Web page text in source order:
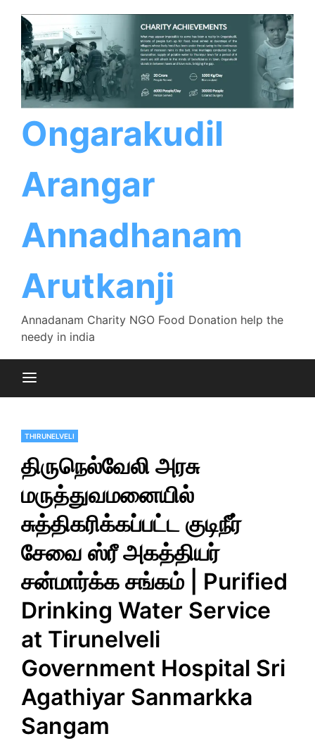
Ongarakudil
Arangar
Annadhanam
Arutkanji
Annadanam Charity NGO Food Donation help the
needy in india
THIRUNELVELI
திருநெல்வேலி அரசு
மருத்துவமனையில்
சுத்திகரிக்கப்பட்ட குடிநீர்
சேவை ஸ்ரீ அகத்தியர்
சன்மார்க்க சங்கம் | Purified
Drinking Water Service
at Tirunelveli
Government Hospital Sri
Agathiyar Sanmarkka
Sangam